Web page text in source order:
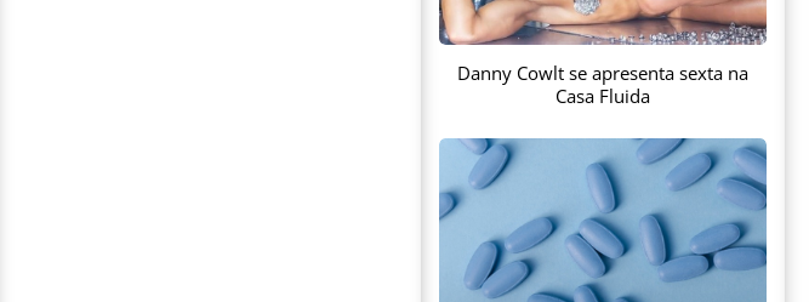
Danny Cowlt se apresenta sexta na
Casa Fluida